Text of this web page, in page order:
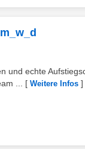
und echte
...
[ Weitere Infos ]